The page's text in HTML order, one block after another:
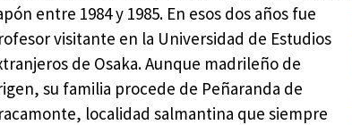
entre 1984 y 1985. En esos dos años fue
visitante en la Universidad de Estudios
de Osaka. Aunque madrileño de
su familia procede de Peñaranda de
localidad salmantina que siempre